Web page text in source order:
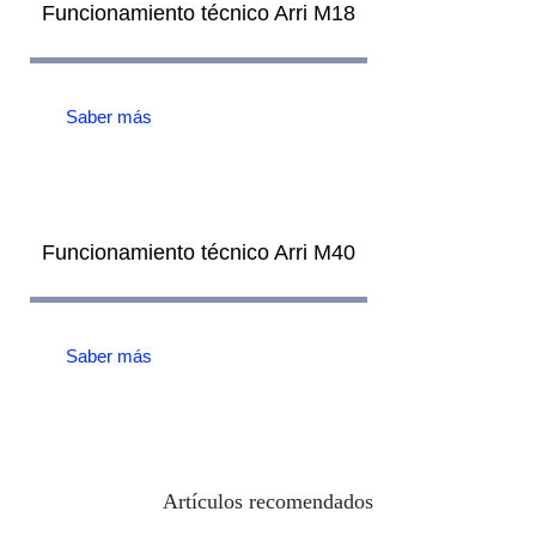
Funcionamiento técnico Arri M18
Saber más
Funcionamiento técnico Arri M40
Saber más
Artículos recomendados